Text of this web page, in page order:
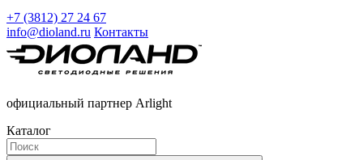
+7 (3812) 27 24 67
info@dioland.ru Контакты
официальный партнер Arlight
Каталог